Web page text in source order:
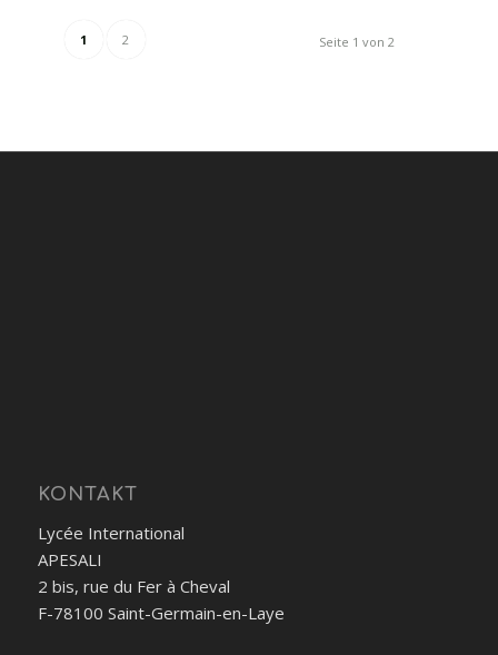
Seite 1 von 2
1 2
KONTAKT
Lycée International
APESALI
2 bis, rue du Fer à Cheval
F-78100 Saint-Germain-en-Laye